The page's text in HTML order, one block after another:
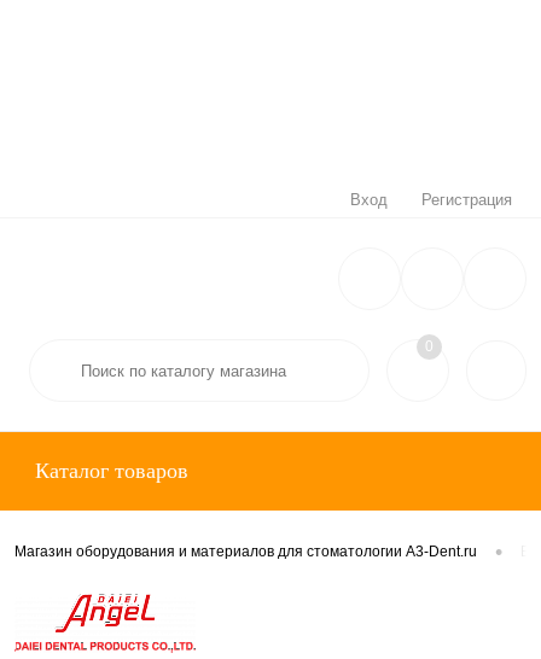
Вход Регистрация
0
Каталог товаров
Магазин оборудования и материалов для стоматологии A3-Dent.ru •